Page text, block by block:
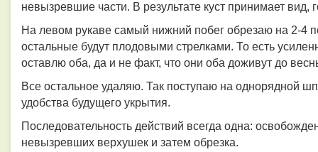
невызревшие части. В результате куст принимает вид,
На левом рукаве самый нижний побег обрезаю на 2-4
остальные будут плодовыми стрелками. То есть
оставлю оба, да и не факт, что они оба доживут до
Все остальное удаляю. Так поступаю на однорядной
удобства будущего укрытия.
Последовательность действий всегда одна:
невызревших верхушек и затем обрезка.